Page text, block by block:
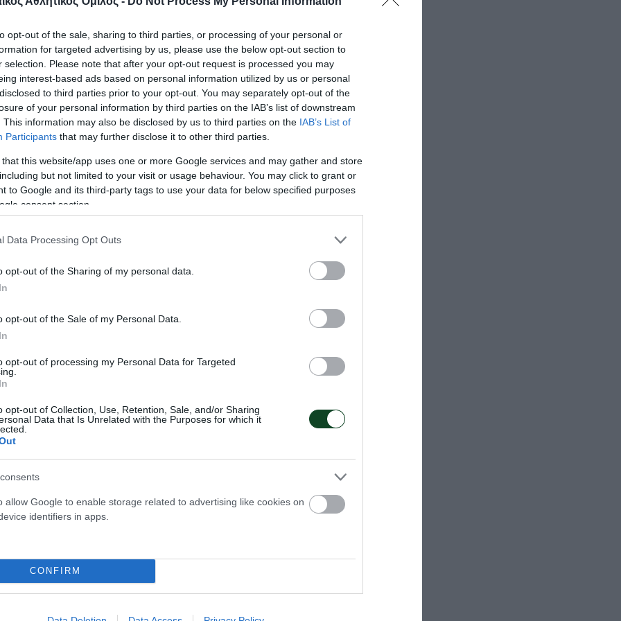
opt-out of the sale, sharing to third parties, or processing of your personal or
for targeted advertising by us, please use the below opt-out section to
selection. Please note that after your opt-out request is processed you may
interest-based ads based on personal information utilized by us or personal
to third parties prior to your opt-out. You may separately opt-out of the
of your personal information by third parties on the IAB’s list of downstream
This information may also be disclosed by us to third parties on the IAB’s List of
Participants that may further disclose it to other third parties.
that this website/app uses one or more Google services and may gather and store
but not limited to your visit or usage behaviour. You may click to grant or
to Google and its third-party tags to use your data for below specified purposes
consent section.
Data Processing Opt Outs
opt-out of the Sharing of my personal data.
opt-out of the Sale of my Personal Data.
opt-out of processing my Personal Data for Targeted
opt-out of Collection, Use, Retention, Sale, and/or Sharing
Data that Is Unrelated with the Purposes for which it
allow Google to enable storage related to advertising like cookies on
identifiers in apps.
CONFIRM
του Ντούρνιτς
13
14
14-15
15
15-16
– Κανακάκης 16-17
– ΕΛΛΑΔΑ 16-17 (κ.α. 12-12, πέν. 4-5)
2, 3-3, 2-3, 3-4, πέν. 4-5.
Γκοΐκοβιτς): Λάζοβιτς, Μρσιτς 2, Πάρκοβιτς, Βούγιοβιτς,
4, Βίντοβιτς 1, Ντούρντιτς 1, Ράντοβιτς Ντ. 2, Σπάιτς,
Βλάχος): Ζερδεβάς, Γενηδουνιάς 1, Σκουμπάκης 2,
– Κανακάκης 1, Παπανικολάου, Κάκαρης 1, Νικολαΐδης,
3, Τζωρτζάτος.